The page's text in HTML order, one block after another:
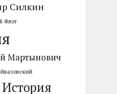
Силкин
Флот
Мартынович
История